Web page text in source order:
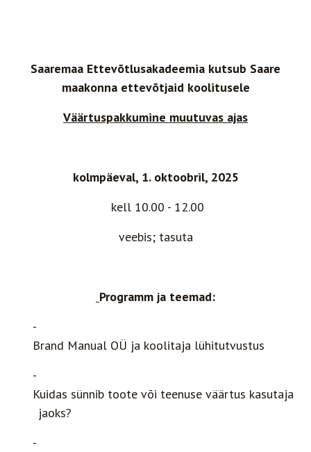
Saaremaa Ettevõtlusakadeemia kutsub Saare
maakonna ettevõtjaid koolitusele
Väärtuspakkumine muutuvas ajas
kolmpäeval, 1. oktoobril, 2025
kell 10.00 - 12.00
veebis; tasuta
Programm ja teemad:
Brand Manual OÜ ja koolitaja lühitutvustus
Kuidas sünnib toote või teenuse väärtus kasutaja
jaoks?